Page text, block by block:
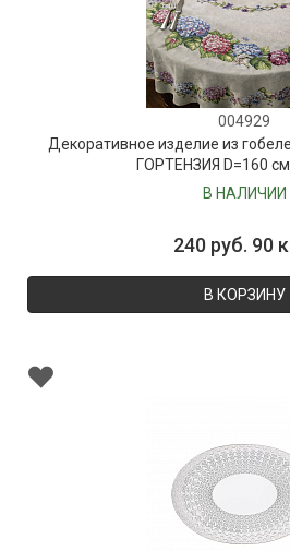
004929
Декоративное изделие из
ГОРТЕНЗИЯ D=160
В НАЛИЧИИ
240 руб. 90
В КОРЗИНУ